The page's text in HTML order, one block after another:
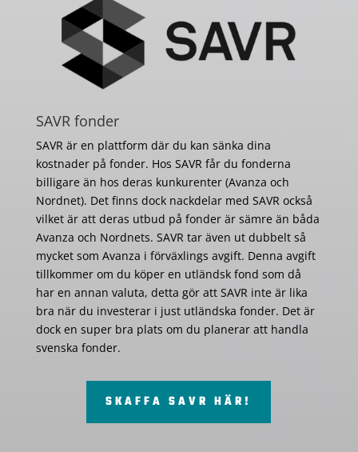
SAVR fonder
SAVR är en plattform där du kan sänka dina
kostnader på fonder. Hos SAVR får du fonderna
billigare än hos deras kunkurenter (Avanza och
Nordnet). Det finns dock nackdelar med SAVR också
vilket är att deras utbud på fonder är sämre än båda
Avanza och Nordnets. SAVR tar även ut dubbelt så
mycket som Avanza i förväxlings avgift. Denna avgift
tillkommer om du köper en utländsk fond som då
har en annan valuta, detta gör att SAVR inte är lika
bra när du investerar i just utländska fonder. Det är
dock en super bra plats om du planerar att handla
svenska fonder.
SKAFFA SAVR HÄR!